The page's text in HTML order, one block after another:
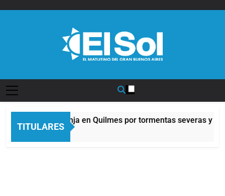
TITULARES
Alerta naranja en Quilmes por tormentas severas y
3 Horas Atrás